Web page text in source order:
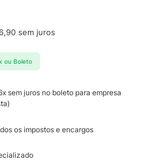
sem juros
ou Boleto
sem juros no boleto para empresa
os impostos e encargos